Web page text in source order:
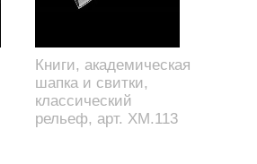
Книги, академическая
шапка и свитки,
классический
рельеф, арт. XM.113